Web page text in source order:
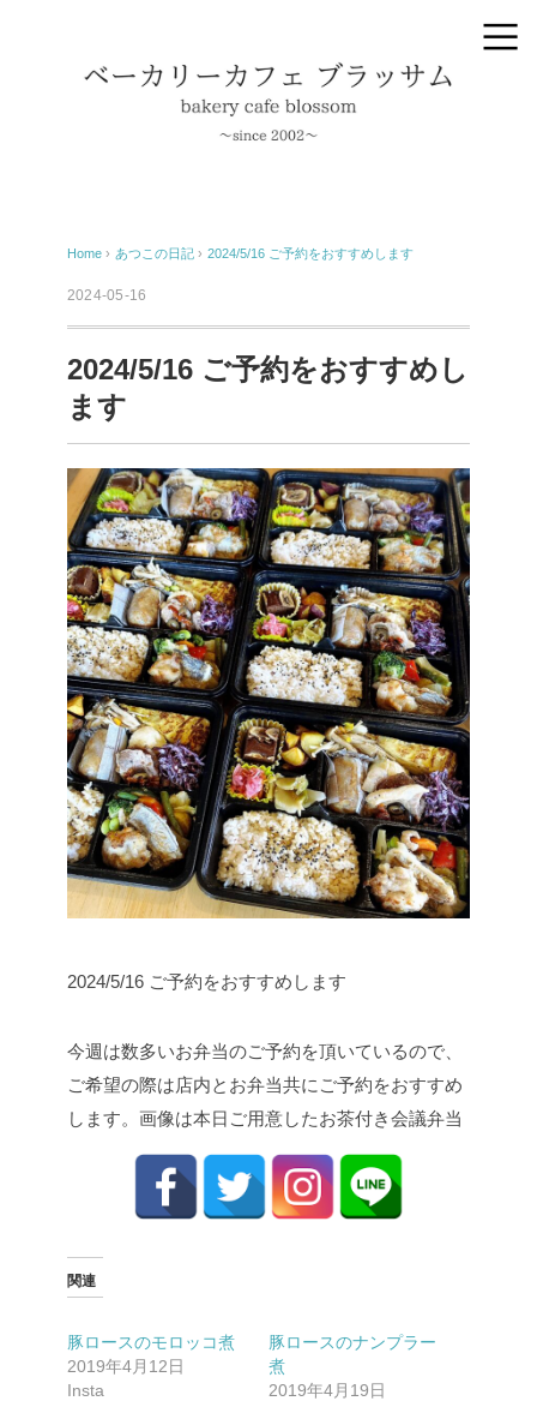
Home › あつこの日記 › 2024/5/16 ご予約をおすすめします
2024-05-16
2024/5/16 ご予約をおすすめし
ます
2024/5/16 ご予約をおすすめします
今週は数多いお弁当のご予約を頂いているので、
ご希望の際は店内とお弁当共にご予約をおすすめ
します。 画像は本日ご用意したお茶付き会議弁当
関連
豚ロースのモロッコ煮
2019年4月12日
Insta
豚ロースのナンプラー
煮
2019年4月19日